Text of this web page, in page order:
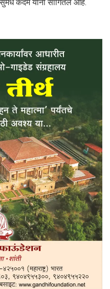
कदम यांनी सांगितले आहे.